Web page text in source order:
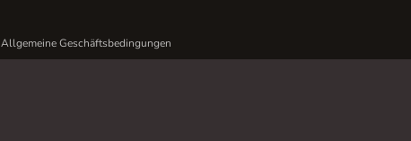
Allgemeine Geschäftsbedingungen